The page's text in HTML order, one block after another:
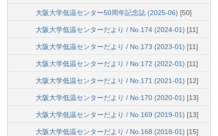
大阪大学低温センター50周年記念誌 (2025-06) [50]
大阪大学低温センターだより / No.174 (2024-01) [11]
大阪大学低温センターだより / No.173 (2023-01) [11]
大阪大学低温センターだより / No.172 (2022-01) [11]
大阪大学低温センターだより / No.171 (2021-01) [12]
大阪大学低温センターだより / No.170 (2020-01) [13]
大阪大学低温センターだより / No.169 (2019-01) [13]
大阪大学低温センターだより / No.168 (2018-01) [15]